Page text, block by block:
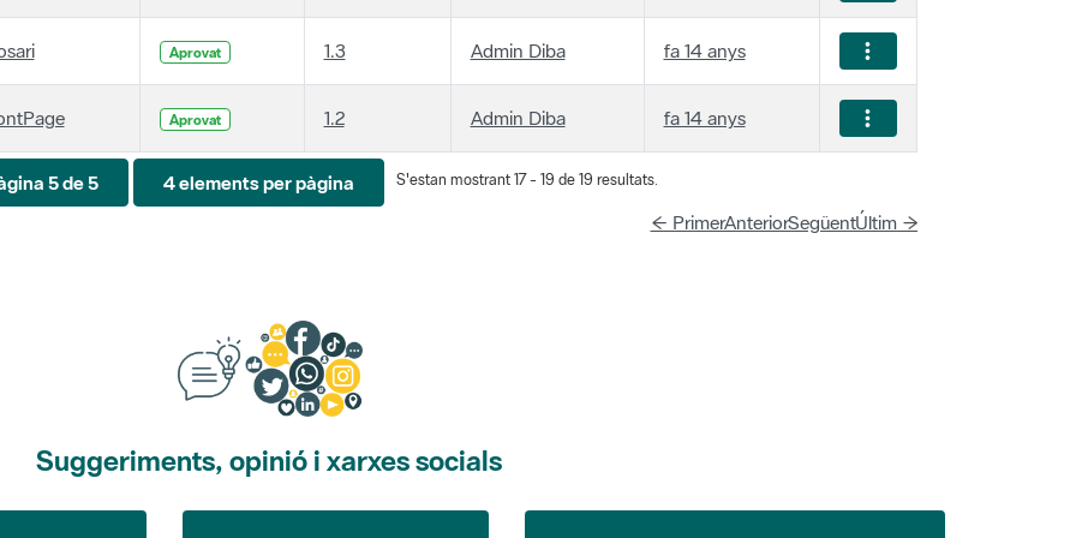
Aprovat 1.3 Admin Diba fa 14 anys
Aprovat 1.2 Admin Diba fa 14 anys
5 de 5 4 elements per pàgina S'estan mostrant 17 - 19 de 19 resultats.
← PrimerAnteriorSegüentÚltim →
Suggeriments, opinió i xarxes socials